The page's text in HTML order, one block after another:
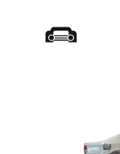
Startseite
Plattform DrainLift